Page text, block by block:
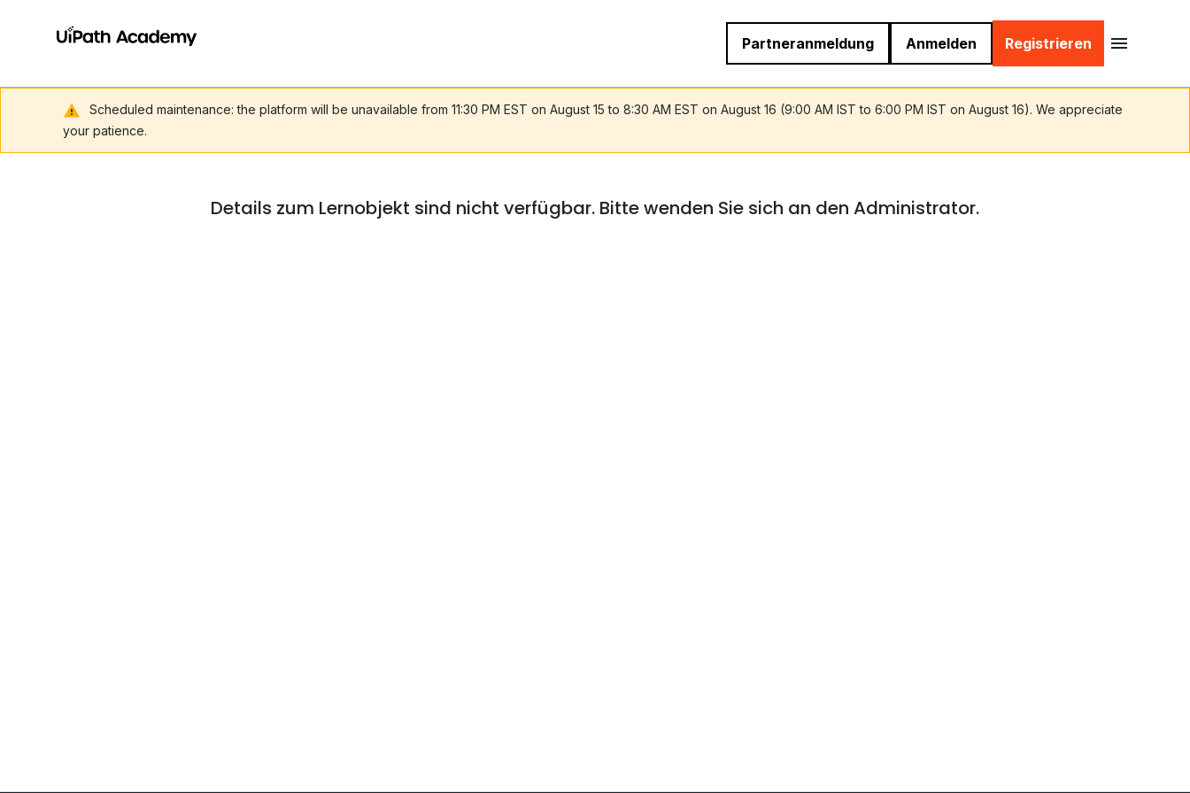
Partneranmeldung Anmelden Registrieren
Scheduled maintenance: the platform will be unavailable from 11:30 PM EST on August 15 to 8:30 AM EST on August 16 (9:00 AM IST to 6:00 PM IST on August 16). We appreciate
your patience.
Details zum Lernobjekt sind nicht verfügbar. Bitte wenden Sie sich an den Administrator.